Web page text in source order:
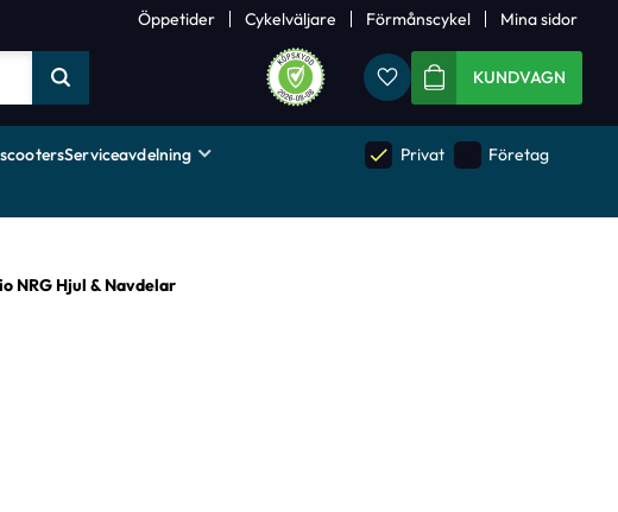
Öppetider Cykelväljare Förmånscykel Mina sidor
FavoriterKUNDVAGN
Serviceavdelning done Privat Företag
NRG Hjul & Navdelar